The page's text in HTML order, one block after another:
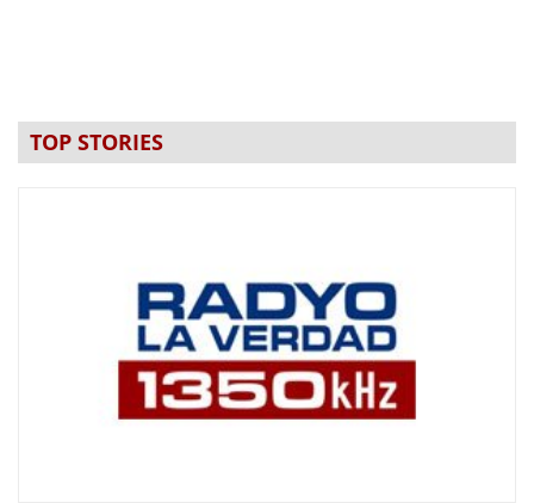
TOP STORIES